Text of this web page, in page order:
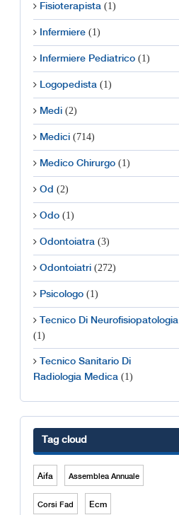
Fisioterapista (1)
Infermiere (1)
Infermiere Pediatrico (1)
Logopedista (1)
Medi (2)
Medici (714)
Medico Chirurgo (1)
Od (2)
Odo (1)
Odontoiatra (3)
Odontoiatri (272)
Psicologo (1)
Tecnico Di Neurofisiopatologia
(1)
Tecnico Sanitario Di
Radiologia Medica (1)
Tag cloud
Aifa Assemblea Annuale
Corsi Fad Ecm